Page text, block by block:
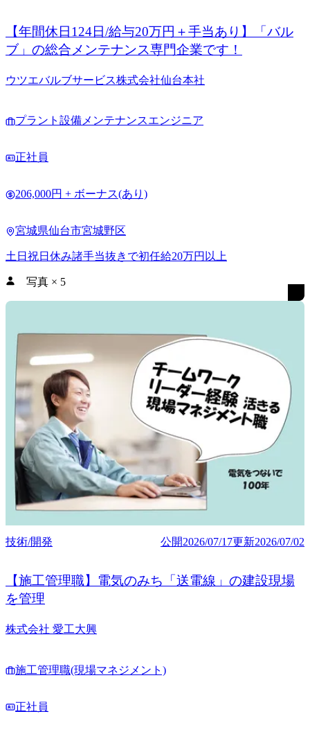
【年間休日124日/給与20万円＋手当あり】「バル
ブ」の総合メンテナンス専門企業です！
ウツエバルブサービス株式会社仙台本社
プラント設備メンテナンスエンジニア
正社員
206,000円 + ボーナス(あり)
宮城県仙台市宮城野区
土日祝日休み諸手当抜きで初任給20万円以上
写真 × 5
技術/開発 公開2026/07/17更新2026/07/02
【施工管理職】電気のみち「送電線」の建設現場
を管理
株式会社 愛工大興
施工管理職(現場マネジメント)
正社員